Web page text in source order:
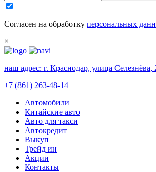
Согласен на обработку персональных
×
наш адрес: г. Краснодар, улица Селезнёва,
+7 (861) 263-48-14
Автомобили
Китайские авто
Авто для такси
Автокредит
Выкуп
Трейд ин
Акции
Контакты